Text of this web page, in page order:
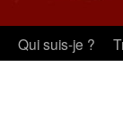
Qui suis-je ?